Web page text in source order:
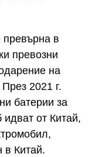
превърна в
превозни
на
2021 г.
батерии за
от Китай,
в Китай.